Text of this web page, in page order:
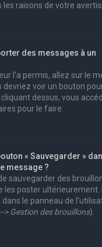
les raisons de votre
des messages à un
l’a permis, allez sur le
devriez voir un bouton
cliquant dessus, vous
pour le faire.
« Sauvegarder »
message ?
sauvegarder des
les poster ultérieurement.
le panneau de
> Gestion des brouillons).